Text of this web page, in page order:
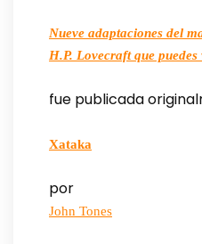
Nueve adaptaciones del
H.P. Lovecraft que
fue publicada
Xataka
por
John Tones